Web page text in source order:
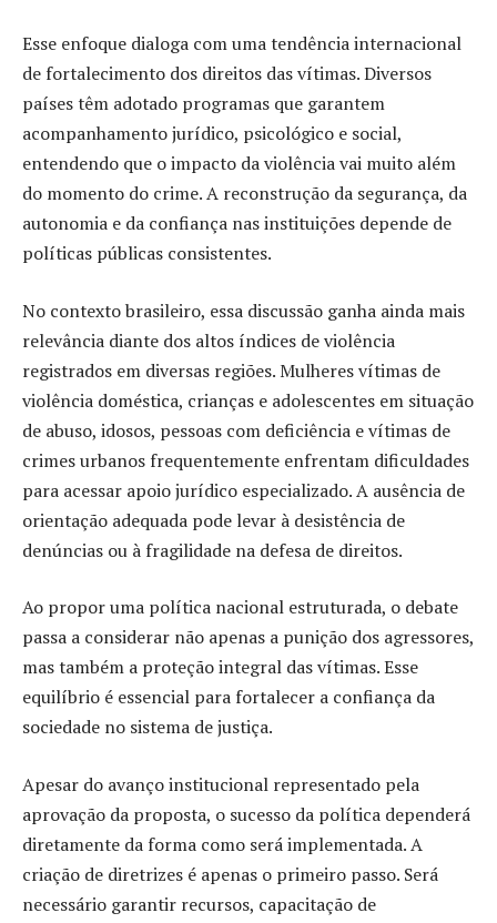
Esse enfoque dialoga com uma tendência internacional
de fortalecimento dos direitos das vítimas. Diversos
países têm adotado programas que garantem
acompanhamento jurídico, psicológico e social,
entendendo que o impacto da violência vai muito além
do momento do crime. A reconstrução da segurança, da
autonomia e da confiança nas instituições depende de
políticas públicas consistentes.
No contexto brasileiro, essa discussão ganha ainda mais
relevância diante dos altos índices de violência
registrados em diversas regiões. Mulheres vítimas de
violência doméstica, crianças e adolescentes em situação
de abuso, idosos, pessoas com deficiência e vítimas de
crimes urbanos frequentemente enfrentam dificuldades
para acessar apoio jurídico especializado. A ausência de
orientação adequada pode levar à desistência de
denúncias ou à fragilidade na defesa de direitos.
Ao propor uma política nacional estruturada, o debate
passa a considerar não apenas a punição dos agressores,
mas também a proteção integral das vítimas. Esse
equilíbrio é essencial para fortalecer a confiança da
sociedade no sistema de justiça.
Apesar do avanço institucional representado pela
aprovação da proposta, o sucesso da política dependerá
diretamente da forma como será implementada. A
criação de diretrizes é apenas o primeiro passo. Será
necessário garantir recursos, capacitação de